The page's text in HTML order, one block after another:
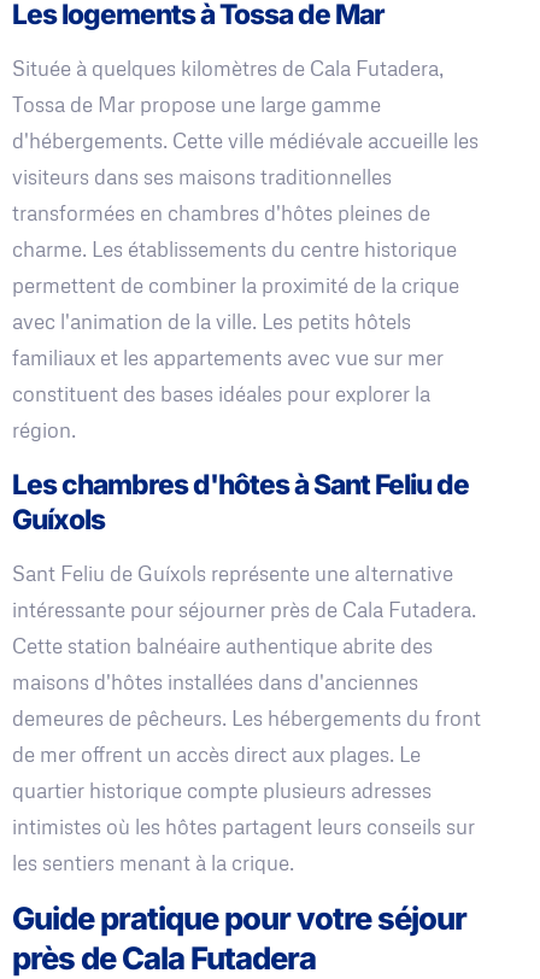
Les logements à Tossa de Mar
Située à quelques kilomètres de Cala Futadera,
Tossa de Mar propose une large gamme
d'hébergements. Cette ville médiévale accueille les
visiteurs dans ses maisons traditionnelles
transformées en chambres d'hôtes pleines de
charme. Les établissements du centre historique
permettent de combiner la proximité de la crique
avec l'animation de la ville. Les petits hôtels
familiaux et les appartements avec vue sur mer
constituent des bases idéales pour explorer la
région.
Les chambres d'hôtes à Sant Feliu de
Guíxols
Sant Feliu de Guíxols représente une alternative
intéressante pour séjourner près de Cala Futadera.
Cette station balnéaire authentique abrite des
maisons d'hôtes installées dans d'anciennes
demeures de pêcheurs. Les hébergements du front
de mer offrent un accès direct aux plages. Le
quartier historique compte plusieurs adresses
intimistes où les hôtes partagent leurs conseils sur
les sentiers menant à la crique.
Guide pratique pour votre séjour
près de Cala Futadera